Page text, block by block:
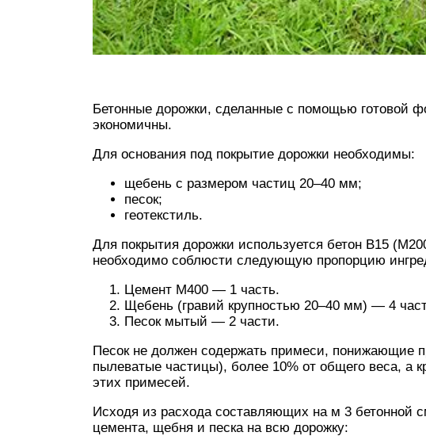
Бетонные дорожки, сделанные с помощью готовой
экономичны.
Для основания под покрытие дорожки необходимы:
щебень с размером частиц 20–40 мм;
песок;
геотекстиль.
Для покрытия дорожки используется бетон В15
необходимо соблюсти следующую пропорцию
Цемент М400 — 1 часть.
Щебень (гравий крупностью 20–40 мм) — 4
Песок мытый — 2 части.
Песок не должен содержать примеси, понижающие
пылеватые частицы), более 10% от общего веса, а
этих примесей.
Исходя из расхода составляющих на м 3 бетонной
цемента, щебня и песка на всю дорожку: